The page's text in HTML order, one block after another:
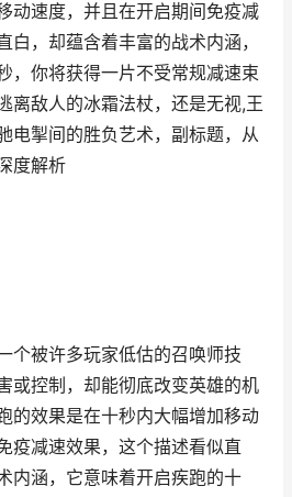
动速度，并且在开启期间免疫减
白，却蕴含着丰富的战术内涵，
，你将获得一片不受常规减速束
离敌人的冰霜法杖，还是无视,王
电掣间的胜负艺术，副标题，从
度解析
个被许多玩家低估的召唤师技
或控制，却能彻底改变英雄的机
的效果是在十秒内大幅增加移动
疫减速效果，这个描述看似直
内涵，它意味着开启疾跑的十